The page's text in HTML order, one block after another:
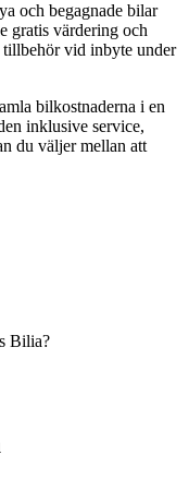
och begagnade bilar
gratis värdering och
tillbehör vid inbyte under
bilkostnaderna i en
inklusive service,
du väljer mellan att
Bilia?